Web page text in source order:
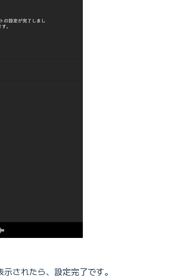
示されたら、設定完了です。